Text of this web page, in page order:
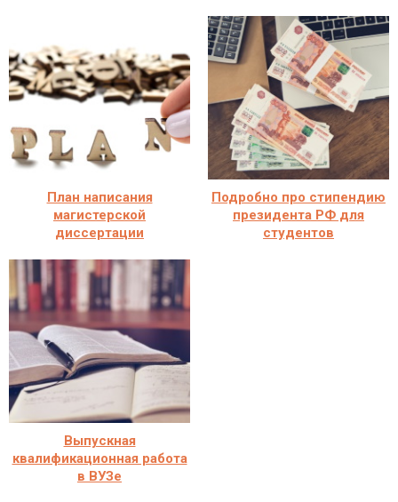
План написания
магистерской
диссертации
Подробно про стипендию
президента РФ для
студентов
Выпускная
квалификационная работа
в ВУЗе